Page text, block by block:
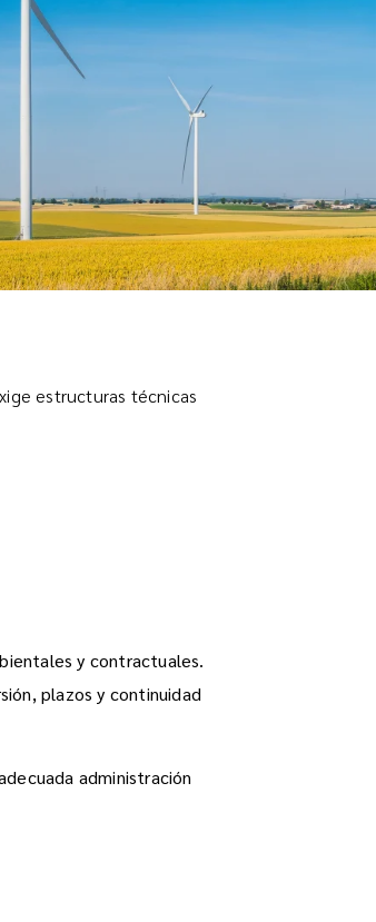
estructuras técnicas
y contractuales.
plazos y continuidad
administración